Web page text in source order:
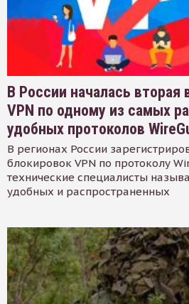
В России началась вторая
VPN по одному из самых
удобных протоколов
В регионах России
блокировок VPN по протоколу
технические специалисты
удобных и распространенных